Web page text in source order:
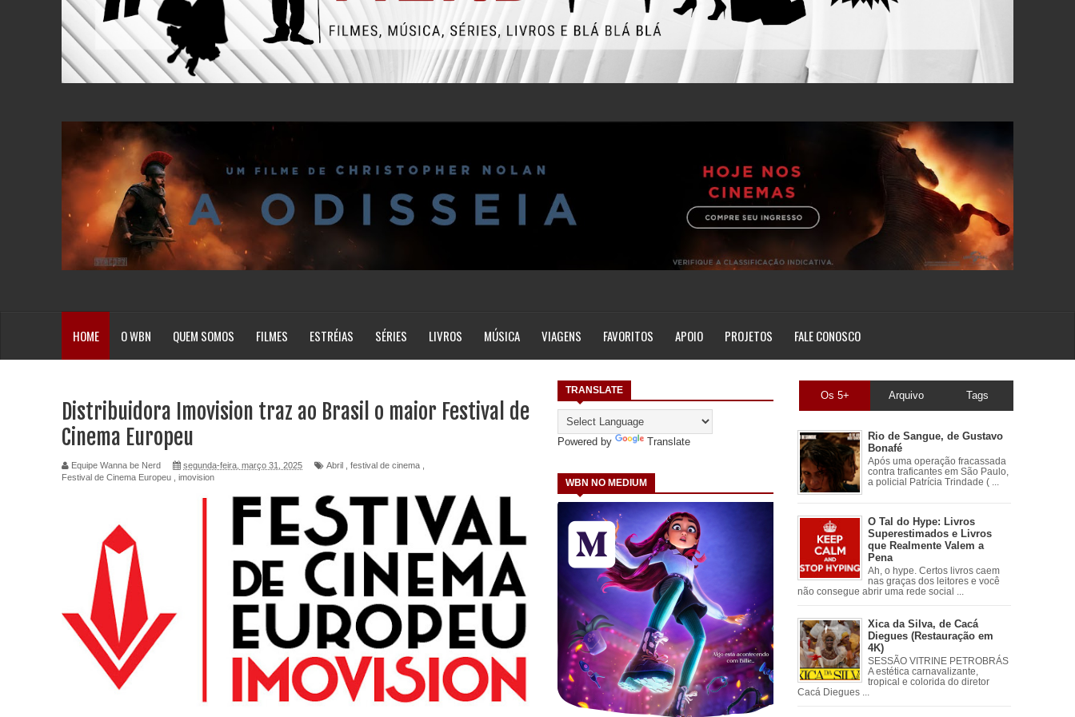
HOME O WBN QUEM SOMOS FILMES ESTRÉIAS SÉRIES LIVROS MÚSICA VIAGENS FAVORITOS APOIO PROJETOS FALE CONOSCO
TRANSLATE
Powered by Translate
WBN NO MEDIUM
Distribuidora Imovision traz ao Brasil o maior Festival de
Cinema Europeu
Equipe Wanna be Nerd segunda-feira, março 31, 2025 Abril , festival de cinema ,
Festival de Cinema Europeu , imovision
Os 5+ Arquivo Tags
Rio de Sangue, de Gustavo
Bonafé
Após uma operação fracassada
contra traficantes em São Paulo,
a policial Patrícia Trindade ( ...
O Tal do Hype: Livros
Superestimados e Livros
que Realmente Valem a
Pena
Ah, o hype. Certos livros caem
nas graças dos leitores e você
não consegue abrir uma rede social ...
Xica da Silva, de Cacá
Diegues (Restauração em
4K)
SESSÃO VITRINE PETROBRÁS
A estética carnavalizante,
tropical e colorida do diretor
Cacá Diegues ...